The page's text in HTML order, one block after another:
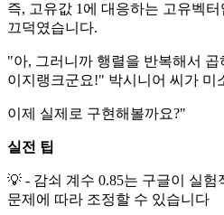
즉, 고유값 1에 대응하는 고유벡
끄덕였습니다.
"아, 그러니까 행렬을 반복해서 곱
이지랭크군요!" 박시니어 씨가 미
이제 실제로 구현해볼까요?"
실전 팁
💡 - 감쇠 계수 0.85는 구글이 실
문제에 따라 조정할 수 있습니다